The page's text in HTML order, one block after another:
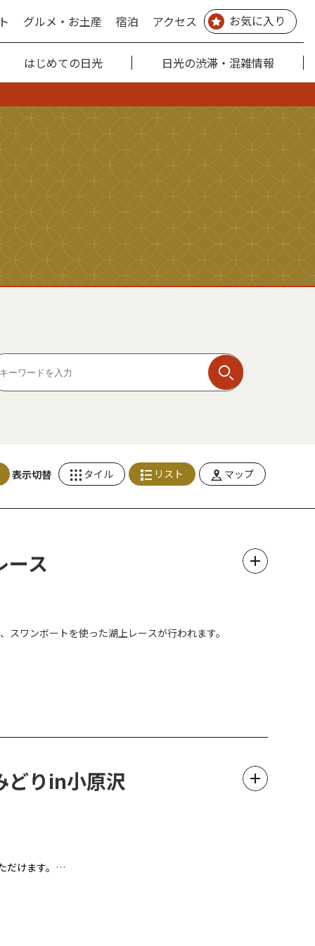
グルメ・お土産 宿泊 アクセス お気に入り
はじめての日光 日光の渋滞・混雑情報
表示切替 タイル リスト マップ
ース
ワンボートを使った湖上レースが行われます。
どりin小原沢
けます。